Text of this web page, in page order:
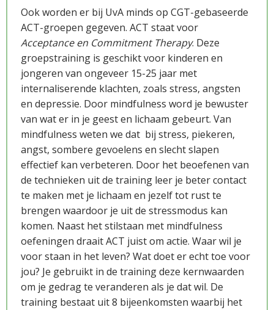
Over ons
Ook worden er bij UvA minds op CGT-gebaseerde
ACT-groepen gegeven. ACT staat voor
Acceptance en Commitment Therapy. Deze
groepstraining is geschikt voor kinderen en
jongeren van ongeveer 15-25 jaar met
internaliserende klachten, zoals stress, angsten
en depressie. Door mindfulness word je bewuster
van wat er in je geest en lichaam gebeurt. Van
mindfulness weten we dat bij stress, piekeren,
angst, sombere gevoelens en slecht slapen
effectief kan verbeteren. Door het beoefenen van
de technieken uit de training leer je beter contact
te maken met je lichaam en jezelf tot rust te
brengen waardoor je uit de stressmodus kan
komen. Naast het stilstaan met mindfulness
oefeningen draait ACT juist om actie. Waar wil je
voor staan in het leven? Wat doet er echt toe voor
jou? Je gebruikt in de training deze kernwaarden
om je gedrag te veranderen als je dat wil. De
training bestaat uit 8 bijeenkomsten waarbij het